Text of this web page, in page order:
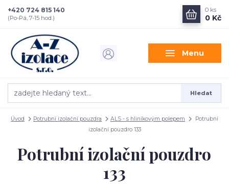
Menu
Hledat
+420 724 815 140
(Po-Pá, 7-15 hod.)
0 ks
0 Kč
Úvod Potrubní izolační pouzdra ALS - s hliníkovým polepem
Potrubní
izolační pouzdro 133
Potrubní izolační pouzdro
133